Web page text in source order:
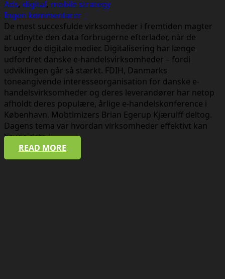
Ads, digital, mobile strategy
Ingen kommentarer
De mest succesfulde virksomheder i fremtiden magter
at udnytte den data forbrugerne efterlader, når de
bruger de digitale medier. Digitalisering har længe
udfordret danske e-handelsvirksomheder – fordi
udviklingen går så stærkt. FDIH, Danmarks
toneangivende interesseorganisation for danske e-
handelsvirksomheder og deres leverandører har netop
afholdt deres populære, årlige e-handelskonference i
København. Mobtimizers Brian Egerup Kjærulff deltog.
Dagens tema var hvordan virksomheder effektivt kan
bruge data i…
READ MORE